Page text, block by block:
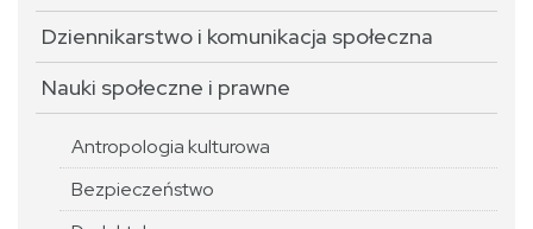
Dziennikarstwo i komunikacja społeczna
Nauki społeczne i prawne
Antropologia kulturowa
Bezpieczeństwo